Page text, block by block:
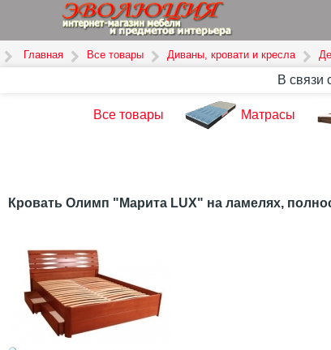
Главная Все товары Диваны, кровати и кресла
В связи
Все товары Матрасы
Кровать Олимп "Марита LUX" на ламелях,